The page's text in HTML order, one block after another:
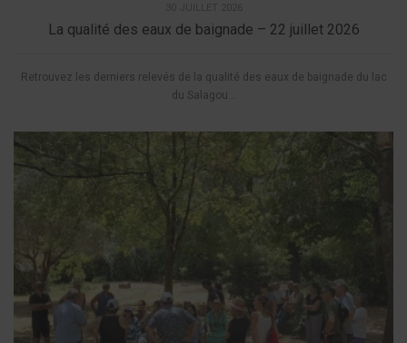
La qualité des eaux de baignade – 22 juillet 2026
Retrouvez les derniers relevés de la qualité des eaux de baignade du lac
du Salagou...